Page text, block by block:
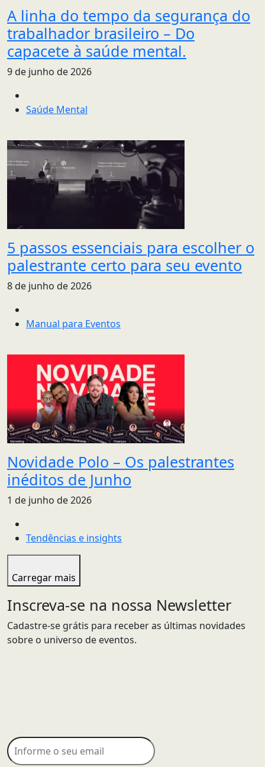
A linha do tempo da segurança do
trabalhador brasileiro – Do
capacete à saúde mental.
9 de junho de 2026
Saúde Mental
5 passos essenciais para escolher o
palestrante certo para seu evento
8 de junho de 2026
Manual para Eventos
Novidade Polo – Os palestrantes
inéditos de Junho
1 de junho de 2026
Tendências e insights
Carregar mais
Inscreva-se na nossa Newsletter
Cadastre-se grátis para receber as últimas novidades
sobre o universo de eventos.